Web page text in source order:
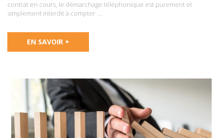
contrat en cours, le démarchage téléphonique est purement et
simplement interdit à compter ….
EN SAVOIR +